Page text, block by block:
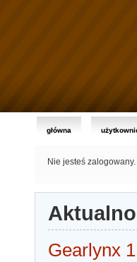
główna
Nie jesteś zalogowany.
Gearlynx